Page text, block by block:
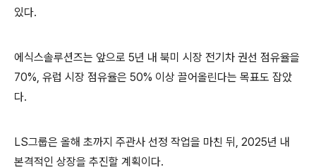
있다.
에식스솔루션즈는 앞으로 5년 내 북미 시장 전기차 권선 점유율을
70%, 유럽 시장 점유율은 50% 이상 끌어올린다는 목표도 잡았
다.
LS그룹은 올해 초까지 주관사 선정 작업을 마친 뒤, 2025년 내
본격적인 상장을 추진할 계획이다.